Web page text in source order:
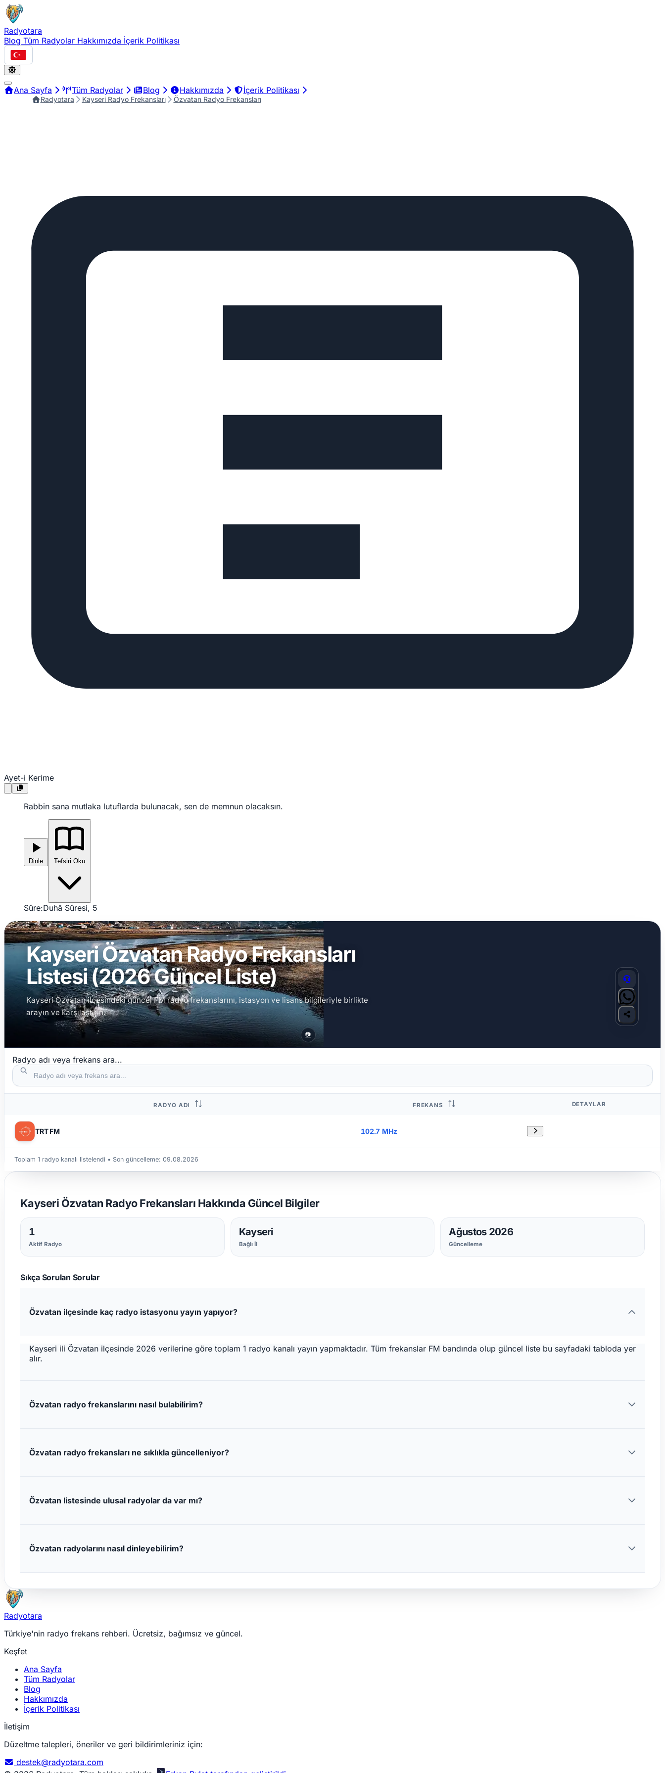
Radyotara
Blog Tüm Radyolar Hakkımızda İçerik Politikası
Türkçe
Ana Sayfa Tüm Radyolar Blog Hakkımızda İçerik Politikası
Radyotara Kayseri Radyo Frekansları Özvatan Radyo Frekansları
Ayet-i Kerime
Rabbin sana mutlaka lutuflarda bulunacak, sen de memnun olacaksın.
Dinle
Sûre:Duhâ Sûresi, 5
📷
Kayseri Özvatan Radyo Frekansları
Listesi (2026 Güncel Liste)
Kayseri Özvatan ilçesindeki güncel FM radyo frekanslarını, istasyon ve lisans bilgileriyle birlikte
arayın ve karşılaştırın.
Radyo adı veya frekans ara...
RADYO ADI FREKANS DETAYLAR
TRT FM 102.7 MHz
Toplam 1 radyo kanalı listelendi • Son güncelleme: 09.08.2026
Kayseri Özvatan Radyo Frekansları Hakkında Güncel Bilgiler
1
Aktif Radyo
Kayseri
Bağlı İl
Ağustos 2026
Güncelleme
Sıkça Sorulan Sorular
Özvatan ilçesinde kaç radyo istasyonu yayın yapıyor?
Kayseri ili Özvatan ilçesinde 2026 verilerine göre toplam 1 radyo kanalı yayın yapmaktadır. Tüm frekanslar FM bandında olup güncel liste bu sayfadaki tabloda yer
alır.
Özvatan radyo frekanslarını nasıl bulabilirim?
Özvatan radyo frekansları ne sıklıkla güncelleniyor?
Özvatan listesinde ulusal radyolar da var mı?
Özvatan radyolarını nasıl dinleyebilirim?
Radyotara
Türkiye'nin radyo frekans rehberi. Ücretsiz, bağımsız ve güncel.
Keşfet
Ana Sayfa
Tüm Radyolar
Blog
Hakkımızda
İçerik Politikası
İletişim
Düzeltme talepleri, öneriler ve geri bildirimleriniz için:
destek@radyotara.com